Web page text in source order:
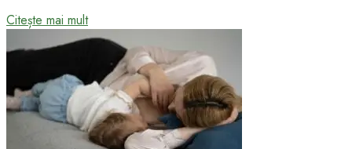
Citește mai mult